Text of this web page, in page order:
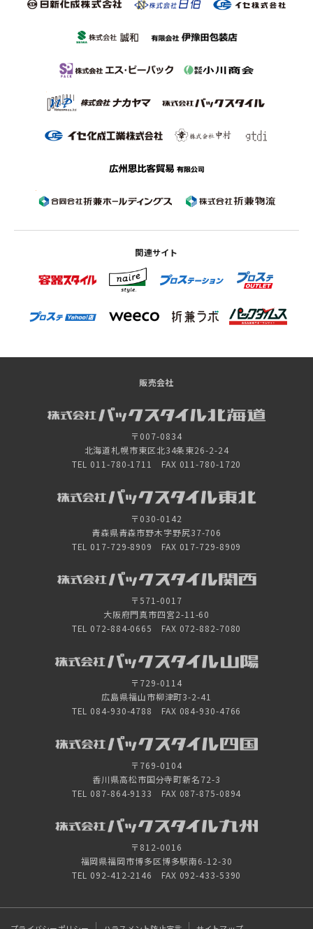
関連サイト
販売会社
〒007-0834
北海道札幌市東区北34条東26-2-24
TEL 011-780-1711 FAX 011-780-1720
〒030-0142
青森県青森市野木字野尻37-706
TEL 017-729-8909 FAX 017-729-8909
〒571-0017
大阪府門真市四宮2-11-60
TEL 072-884-0665 FAX 072-882-7080
〒729-0114
広島県福山市柳津町3-2-41
TEL 084-930-4788 FAX 084-930-4766
〒769-0104
香川県高松市国分寺町新名72-3
TEL 087-864-9133 FAX 087-875-0894
〒812-0016
福岡県福岡市博多区博多駅南6-12-30
TEL 092-412-2146 FAX 092-433-5390